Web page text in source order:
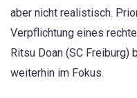
aber nicht realistisch.
Verpflichtung eines
Ritsu Doan (SC Freiburg)
weiterhin im Fokus.